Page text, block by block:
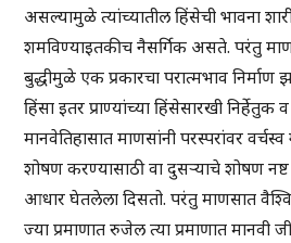
असल्यामुळे त्यांच्यातील हिंसेची भावना
शमविण्याइतकीच नैसर्गिक असते. परंतु
बुद्धीमुळे एक प्रकारचा परात्मभाव
हिंसा इतर प्राण्यांच्या हिंसेसारखी निर्हेतुक
मानवेतिहासात माणसांनी परस्परांवर
शोषण करण्यासाठी वा दुसऱ्याचे शोषण
आधार घेतलेला दिसतो. परंतु माणसात
ज्या प्रमाणात रुजेल त्या प्रमाणात मानवी